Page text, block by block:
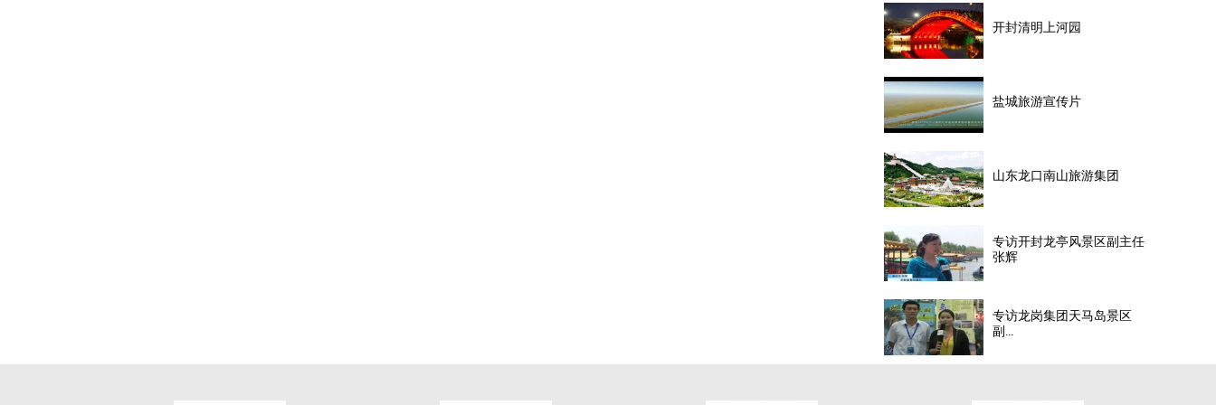
开封清明上河园
盐城旅游宣传片
山东龙口南山旅游集团
专访开封龙亭风景区副主任
张辉
专访龙岗集团天马岛景区
副...